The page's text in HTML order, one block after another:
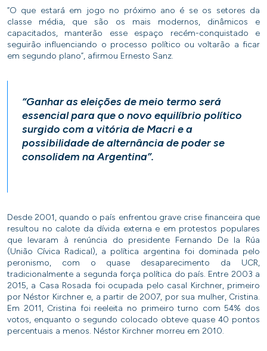
“O que estará em jogo no próximo ano é se os setores da
classe média, que são os mais modernos, dinâmicos e
capacitados, manterão esse espaço recém-conquistado e
seguirão influenciando o processo político ou voltarão a ficar
em segundo plano”, afirmou Ernesto Sanz.
“Ganhar as eleições de meio termo será
essencial para que o novo equilíbrio político
surgido com a vitória de Macri e a
possibilidade de alternância de poder se
consolidem na Argentina”.
Desde 2001, quando o país enfrentou grave crise financeira que
resultou no calote da dívida externa e em protestos populares
que levaram à renúncia do presidente Fernando De la Rúa
(União Cívica Radical), a política argentina foi dominada pelo
peronismo, com o quase desaparecimento da UCR,
tradicionalmente a segunda força política do país. Entre 2003 a
2015, a Casa Rosada foi ocupada pelo casal Kirchner, primeiro
por Néstor Kirchner e, a partir de 2007, por sua mulher, Cristina.
Em 2011, Cristina foi reeleita no primeiro turno com 54% dos
votos, enquanto o segundo colocado obteve quase 40 pontos
percentuais a menos. Néstor Kirchner morreu em 2010.